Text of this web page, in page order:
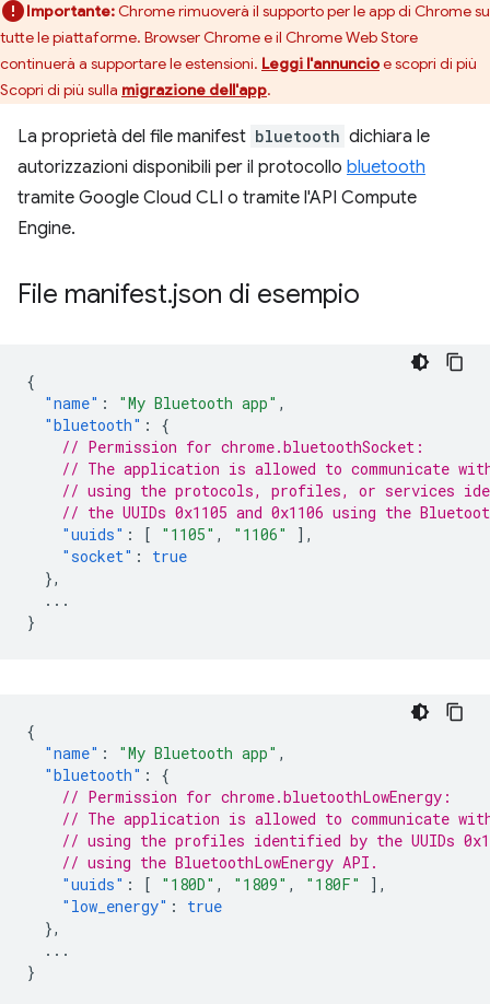
Importante:Chrome rimuoverà il supporto per le app di Chrome su
tutte le piattaforme. Browser Chrome e il Chrome Web Store
continuerà a supportare le estensioni. Leggi l'annuncioe scopri di più
Scopri di più sulla migrazione dell'app.
La proprietà del file manifest bluetooth dichiara le
autorizzazioni disponibili per il protocollo bluetooth
tramite Google Cloud CLI o tramite l'API Compute
Engine.
File manifest.json di esempio
{
"name" : "My Bluetooth app" ,
"bluetooth" :
{
// Permission for chrome.bluetoothSocket:
// The application is allowed to communicate
// using the protocols, profiles, or services
// the UUIDs 0x1105 and 0x1106 using the
"uuids" : [ "1105" , "1106"
],
"socket" :
true
},
...
}
{
"name" : "My Bluetooth app" ,
"bluetooth" :
{
// Permission for chrome.bluetoothLowEnergy:
// The application is allowed to communicate
// using the profiles identified by the UUIDs
// using the BluetoothLowEnergy API.
"uuids" : [ "180D" , "1809" , "180F"
],
"low_energy" :
true
},
...
}